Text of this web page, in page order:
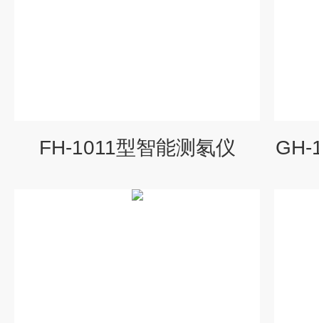
FH-1011型智能测氡仪 GH-